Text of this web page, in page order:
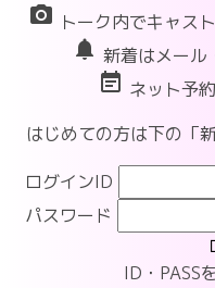
photo_camera トーク内でキャス
notifications 新着はメール
event_note ネット予
はじめての方は下の「
ログインID
パスワード
ID・PASS